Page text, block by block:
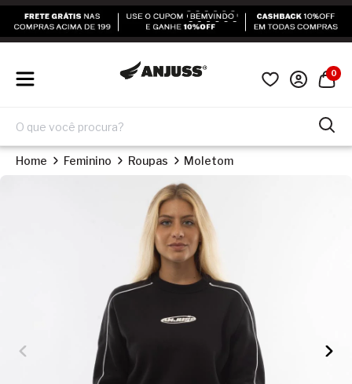
0
Home Feminino Roupas Moletom